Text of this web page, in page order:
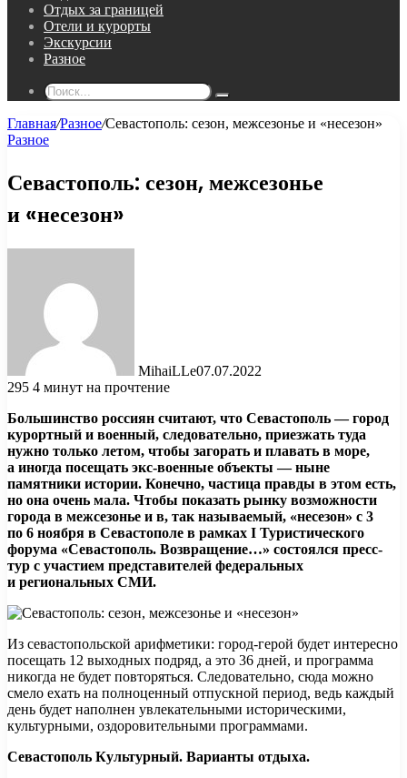
Отдых за границей
Отели и курорты
Экскурсии
Разное
Поиск...
Главная/Разное/Севастополь: сезон, межсезонье и «несезон»
Разное
Севастополь: сезон, межсезонье
и «несезон»
MihaiLLe07.07.2022
295 4 минут на прочтение
Большинство россиян считают, что Севастополь — город
курортный и военный, следовательно, приезжать туда
нужно только летом, чтобы загорать и плавать в море,
а иногда посещать экс-военные объекты — ныне
памятники истории. Конечно, частица правды в этом есть,
но она очень мала. Чтобы показать рынку возможности
города в межсезонье и в, так называемый, «несезон» с 3
по 6 ноября в Севастополе в рамках I Туристического
форума «Севастополь. Возвращение…» состоялся пресс-
тур с участием представителей федеральных
и региональных СМИ.
Из севастопольской арифметики: город-герой будет интересно
посещать 12 выходных подряд, а это 36 дней, и программа
никогда не будет повторяться. Следовательно, сюда можно
смело ехать на полноценный отпускной период, ведь каждый
день будет наполнен увлекательными историческими,
культурными, оздоровительными программами.
Севастополь Культурный. Варианты отдыха.